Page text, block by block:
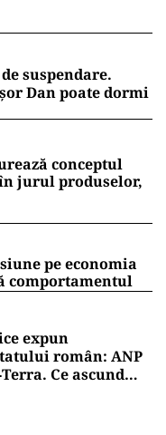
suspendare.
Dan poate dormi
conceptul
jurul produselor,
pe economia
comportamentul
expun
român: ANP
Ce ascund